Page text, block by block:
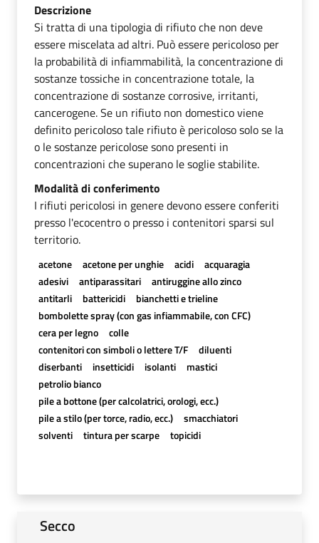
Descrizione
Si tratta di una tipologia di rifiuto che non deve
essere miscelata ad altri. Può essere pericoloso per
la probabilità di infiammabilità, la concentrazione di
sostanze tossiche in concentrazione totale, la
concentrazione di sostanze corrosive, irritanti,
cancerogene. Se un rifiuto non domestico viene
definito pericoloso tale rifiuto è pericoloso solo se la
o le sostanze pericolose sono presenti in
concentrazioni che superano le soglie stabilite.
Modalità di conferimento
I rifiuti pericolosi in genere devono essere conferiti
presso l'ecocentro o presso i contenitori sparsi sul
territorio.
acetone acetone per unghie acidi
acquaragia
adesivi
antiparassitari
antiruggine allo zinco
antitarli
battericidi
bianchetti e trieline
bombolette spray (con gas infiammabile, con CFC)
cera per legno
colle
contenitori con simboli o lettere T/F
diluenti
diserbanti
insetticidi isolanti
mastici
petrolio bianco
pile a bottone (per calcolatrici, orologi, ecc.)
pile a stilo (per torce, radio, ecc.)
smacchiatori
solventi
tintura per scarpe topicidi
Secco